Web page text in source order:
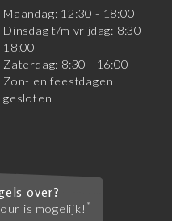
Maandag: 12:30 - 18:00
Dinsdag t/m vrijdag: 8:30 -
18:00
Zaterdag: 8:30 - 16:00
Zon- en feestdagen
gesloten
over?
is mogelijk! *